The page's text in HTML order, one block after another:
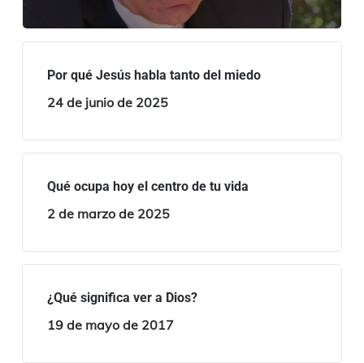
Por qué Jesús habla tanto del miedo
24 de junio de 2025
Qué ocupa hoy el centro de tu vida
2 de marzo de 2025
¿Qué significa ver a Dios?
19 de mayo de 2017